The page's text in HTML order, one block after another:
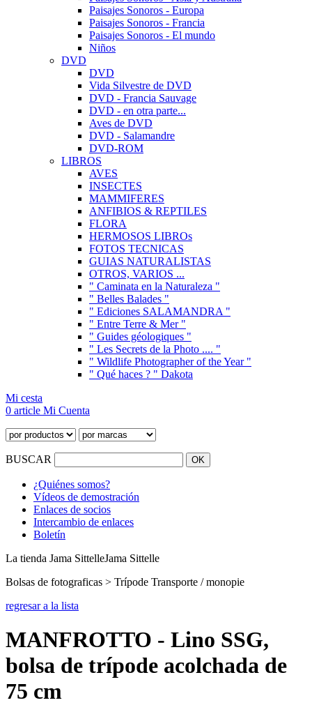
Paisajes Sonoros - Europa
Paisajes Sonoros - Francia
Paisajes Sonoros - El mundo
Niños
DVD
DVD
Vida Silvestre de DVD
DVD - Francia Sauvage
DVD - en otra parte...
Aves de DVD
DVD - Salamandre
DVD-ROM
LIBROS
AVES
INSECTES
MAMMIFERES
ANFIBIOS & REPTILES
FLORA
HERMOSOS LIBROs
FOTOS TECNICAS
GUIAS NATURALISTAS
OTROS, VARIOS ...
" Caminata en la Naturaleza "
" Belles Balades "
" Ediciones SALAMANDRA "
" Entre Terre & Mer "
" Guides géologiques "
" Les Secrets de la Photo .... "
" Wildlife Photographer of the Year "
" Qué haces ? " Dakota
Mi cesta
0 article Mi Cuenta
BUSCAR
¿Quiénes somos?
Vídeos de demostración
Enlaces de socios
Intercambio de enlaces
Boletín
La tienda Jama SittelleJama Sittelle
Bolsas de fotograficas > Trípode Transporte / monopie
regresar a la lista
MANFROTTO - Lino SSG,
bolsa de trípode acolchada de
75 cm